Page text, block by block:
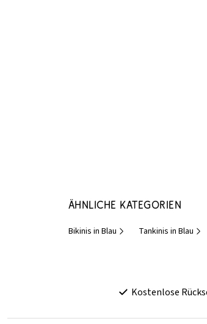
Ähnliche Kategorien
Bikinis in Blau Tankinis in Blau
Kostenlose